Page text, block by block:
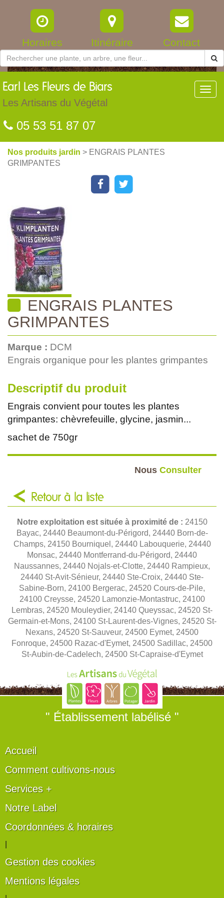
Horaires Itinéraire Contact
Earl Les Fleurs de Biars
Les Artisans du Végétal
05 53 51 87 07
Nos produits jardin > ENGRAIS PLANTES
GRIMPANTES
ENGRAIS PLANTES
GRIMPANTES
Marque : DCM
Engrais organique pour les plantes grimpantes
Descriptif du produit
Engrais convient pour toutes les plantes
grimpantes: chèvrefeuille, glycine, jasmin...
sachet de 750gr
Nous Consulter
Retour à la liste
Notre exploitation est située à proximité de : 24150
Bayac, 24440 Beaumont-du-Périgord, 24440 Born-de-
Champs, 24150 Bourniquel, 24440 Labouquerie, 24440
Monsac, 24440 Montferrand-du-Périgord, 24440
Naussannes, 24440 Nojals-et-Clotte, 24440 Rampieux,
24440 St-Avit-Sénieur, 24440 Ste-Croix, 24440 Ste-
Sabine-Born, 24100 Bergerac, 24520 Cours-de-Pile,
24100 Creysse, 24520 Lamonzie-Montastruc, 24100
Lembras, 24520 Mouleydier, 24140 Queyssac, 24520 St-
Germain-et-Mons, 24100 St-Laurent-des-Vignes, 24520 St-
Nexans, 24520 St-Sauveur, 24500 Eymet, 24500
Fonroque, 24500 Razac-d'Eymet, 24500 Sadillac, 24500
St-Aubin-de-Cadelech, 24500 St-Capraise-d'Eymet
" Établissement labélisé "
Accueil
Comment cultivons-nous
Services +
Notre Label
Coordonnées & horaires
Gestion des cookies
Mentions légales